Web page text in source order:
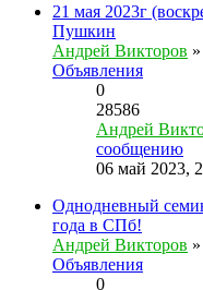
21 мая 2023г
Пушкин
Андрей Викторов
Объявления
0
28586
Андрей
сообщению
06 май 2023,
Однодневный
года в СПб!
Андрей Викторов
Объявления
0